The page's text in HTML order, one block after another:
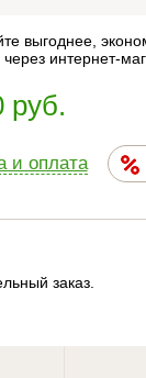
выгоднее,
через интернет-
руб.
и оплата
заказ.